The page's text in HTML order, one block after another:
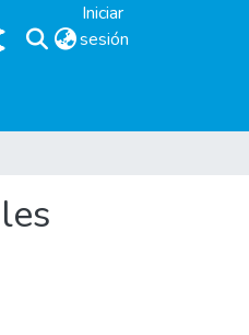
Iniciar
sesión